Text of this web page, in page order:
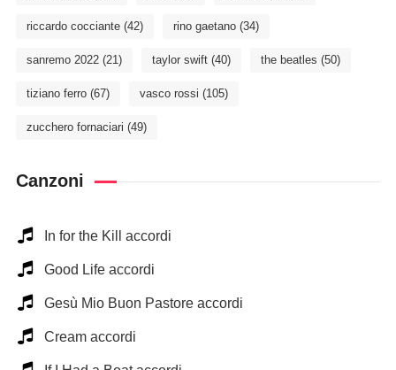
riccardo cocciante(42) rino gaetano(34)
sanremo 2022(21) taylor swift(40) the beatles (50)
tiziano ferro(67) vasco rossi (105)
zucchero fornaciari (49)
Canzoni
In for the Kill accordi
Good Life accordi
Gesù Mio Buon Pastore accordi
Cream accordi